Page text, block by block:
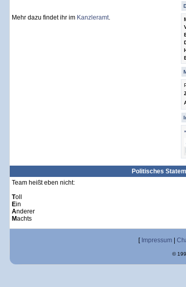
Mehr dazu findet ihr im Kanzleramt.
Politisches
Team heißt eben nicht:
Toll
Ein
Anderer
Machts
[ Impressum
©